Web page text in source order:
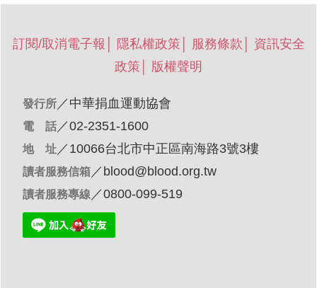
訂閱/取消電子報 隱私權政策 服務條款
資訊安全
政策
版權聲明
發行所／ 中華捐血運動協會
電 話／02-2351-1600
地 址／10066台北市中正區南海路3號3樓
讀者服務信箱／ blood@blood.org.tw
讀者服務專線 ／0800-099-519